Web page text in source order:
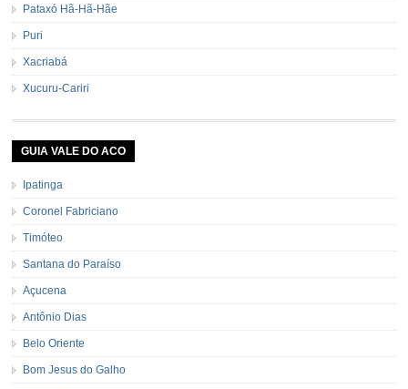
Pataxó Hã-Hã-Hãe
Puri
Xacriabá
Xucuru-Cariri
GUIA VALE DO ACO
Ipatinga
Coronel Fabriciano
Timóteo
Santana do Paraíso
Açucena
Antônio Dias
Belo Oriente
Bom Jesus do Galho